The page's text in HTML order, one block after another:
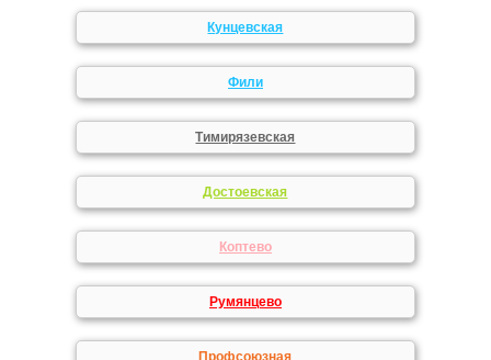
Кунцевская
Фили
Тимирязевская
Достоевская
Коптево
Румянцево
Профсоюзная